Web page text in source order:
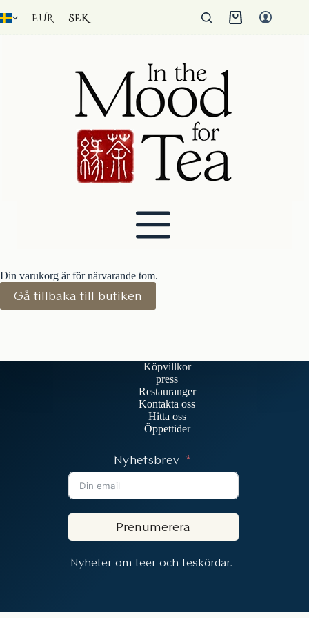
till
EUR SEK Kundvagn
Din varukorg är för närvarande tom.
Gå tillbaka till butiken
Köpvillkor
press
Restauranger
Kontakta oss
Hitta oss
Öppettider
Nyhetsbrev
Prenumerera
Nyheter om teer och teskördar.